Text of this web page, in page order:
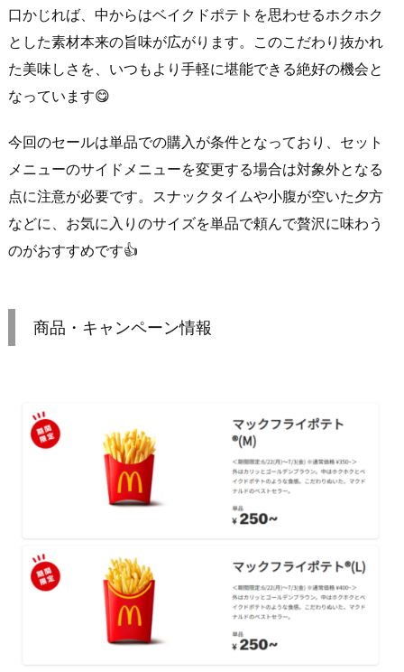
口かじれば、中からはベイクドポテトを思わせるホクホク
とした素材本来の旨味が広がります。このこだわり抜かれ
た美味しさを、いつもより手軽に堪能できる絶好の機会と
なっています😋
今回のセールは単品での購入が条件となっており、セット
メニューのサイドメニューを変更する場合は対象外となる
点に注意が必要です。スナックタイムや小腹が空いた夕方
などに、お気に入りのサイズを単品で頼んで贅沢に味わう
のがおすすめです👍
商品・キャンペーン情報